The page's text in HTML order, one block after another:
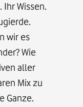
Wissen.
wir es
Wie
aller
Mix zu
Ganze.